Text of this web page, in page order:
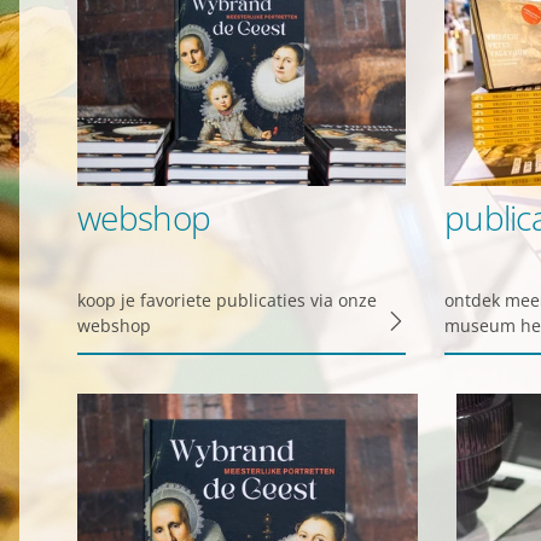
webshop
koop je favoriete publicaties via onze
webshop
ontdek
museum
Privacy
Dankzij cookies hoef
geven ons ook
Functionele
Functionele cookies